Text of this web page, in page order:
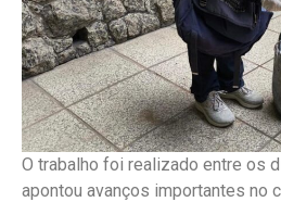
O trabalho foi realizado entre os
apontou avanços importantes no